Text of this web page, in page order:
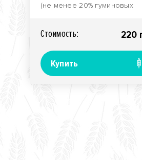
(не менее 20% гуминовых
Стоимость: 220
Купить